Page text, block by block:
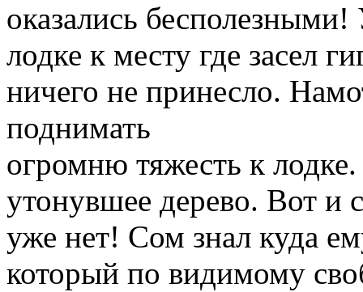
оказались
лодке к месту где засел
ничего не принесло.
поднимать
огромню тяжесть к
утонувшее дерево. Вот и
уже нет! Сом знал куда
который по видимому